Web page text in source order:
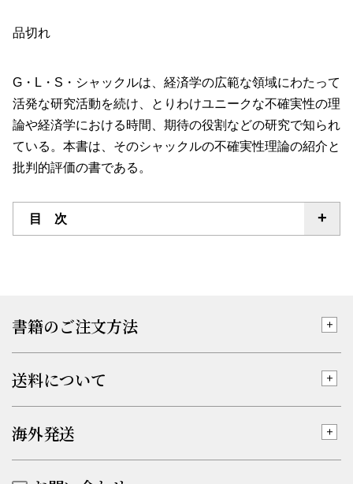
品切れ
G・L・S・シャックルは、経済学の広範な領域にわたって
活発な研究活動を続け、とりわけユニークな不確実性の理
論や経済学における時間、期待の役割などの研究で知られ
ている。本書は、そのシャックルの不確実性理論の紹介と
批判的評価の書である。
目 次
書籍のご注文方法
送料について
海外発送